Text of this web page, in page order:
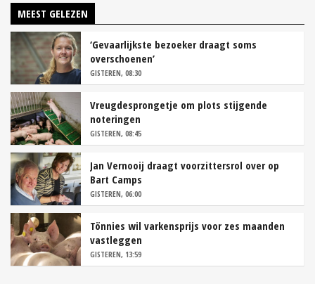
MEEST GELEZEN
‘Gevaarlijkste bezoeker draagt soms
overschoenen’
GISTEREN, 08:30
Vreugdesprongetje om plots stijgende
noteringen
GISTEREN, 08:45
Jan Vernooij draagt voorzittersrol over op
Bart Camps
GISTEREN, 06:00
Tönnies wil varkensprijs voor zes maanden
vastleggen
GISTEREN, 13:59